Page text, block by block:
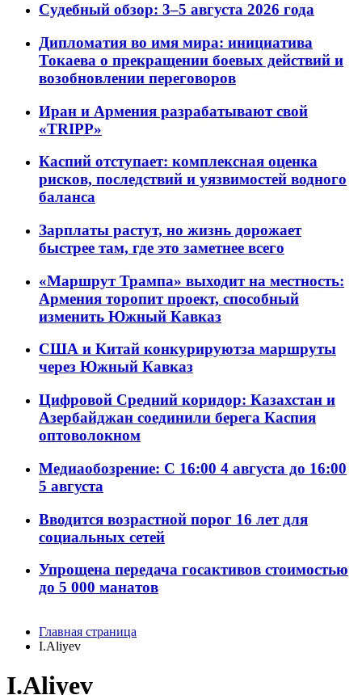
Судебный обзор: 3–5 августа 2026 года
Дипломатия во имя мира: инициатива
Токаева о прекращении боевых действий и
возобновлении переговоров
Иран и Армения разрабатывают свой
«TRIPP»
Каспий отступает: комплексная оценка
рисков, последствий и уязвимостей водного
баланса
Зарплаты растут, но жизнь дорожает
быстрее там, где это заметнее всего
«Маршрут Трампа» выходит на местность:
Армения торопит проект, способный
изменить Южный Кавказ
США и Китай конкурируютза маршруты
через Южный Кавказ
Цифровой Средний коридор: Казахстан и
Азербайджан соединили берега Каспия
оптоволокном
Медиаобозрение: С 16:00 4 августа до 16:00
5 августа
Вводится возрастной порог 16 лет для
социальных сетей
Упрощена передача госактивов стоимостью
до 5 000 манатов
Главная страница
I.Aliyev
I.Aliyev